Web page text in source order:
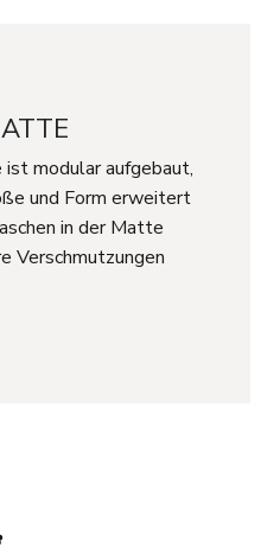
modular aufgebaut,
und Form erweitert
in der Matte
Verschmutzungen